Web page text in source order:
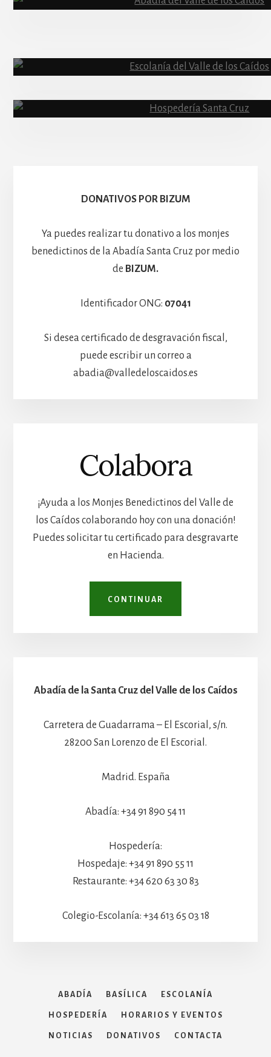
Hospedería
DONATIVOS POR BIZUM
Ya puedes realizar tu donativo a los monjes
benedictinos de la Abadía Santa Cruz por medio
de BIZUM.
Identificador ONG: 07041
Si desea certificado de desgravación fiscal,
puede escribir un correo a
abadia@valledeloscaidos.es
Colabora
¡Ayuda a los Monjes Benedictinos del Valle de
los Caídos colaborando hoy con una donación!
Puedes solicitar tu certificado para desgravarte
en Hacienda.
CONTINUAR
Abadía de la Santa Cruz del Valle de los Caídos
Carretera de Guadarrama – El Escorial, s/n.
28200 San Lorenzo de El Escorial.
Madrid. España
Abadía: +34 91 890 54 11
Hospedería:
Hospedaje: +34 91 890 55 11
Restaurante: +34 620 63 30 83
Colegio-Escolanía: +34 613 65 03 18
ABADÍA BASÍLICA ESCOLANÍA
HOSPEDERÍA HORARIOS Y EVENTOS
NOTICIAS DONATIVOS CONTACTA